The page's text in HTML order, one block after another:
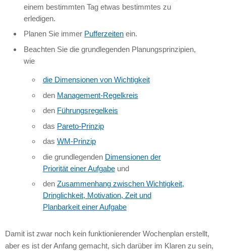
einem bestimmten Tag etwas bestimmtes zu
erledigen.
Planen Sie immer Pufferzeiten ein.
Beachten Sie die grundlegenden Planungsprinzipien,
wie
die Dimensionen von Wichtigkeit
den Management-Regelkreis
den Führungsregelkeis
das Pareto-Prinzip
das WM-Prinzip
die grundlegenden Dimensionen der
Priorität einer Aufgabeund
den Zusammenhang zwischen Wichtigkeit,
Dringlichkeit, Motivation, Zeit und
Planbarkeit einer Aufgabe
Damit ist zwar noch kein funktionierender Wochenplan erstellt,
aber es ist der Anfang gemacht, sich darüber im Klaren zu sein,